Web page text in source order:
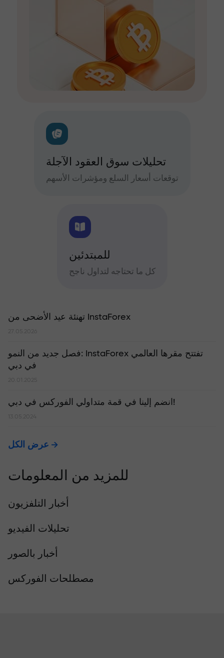
تحليلات سوق العقود الآجلة
توقعات أسعار السلع ومؤشرات الأسهم
للمبتدئين
كل ما تحتاجه لتداول ناجح
تهنئة عيد الأضحى من InstaForex
27.05.2026
​فصل جديد من النمو: InstaForex تفتتح مقرها العالمي
في دبي
20.01.2025
انضم إلينا في قمة متداولي الفوركس في دبي!
13.05.2024
عرض الكل
للمزيد من المعلومات
أخبار التلفزيون
تحليلات الفيديو
أخبار بالصور
مصطلحات الفوركس